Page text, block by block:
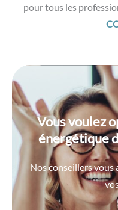
pour tous les
Vous voulez
énergétique
Nos conseillers vous